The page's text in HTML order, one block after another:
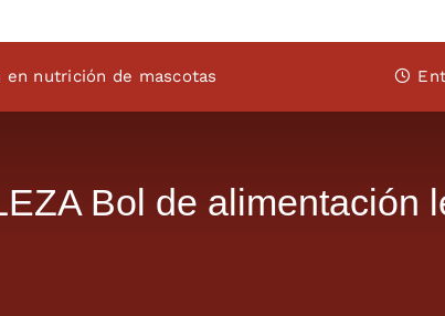
en nutrición de mascotas
Bol de alimentación